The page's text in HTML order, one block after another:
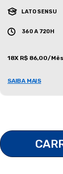
LATO SENSU
360 A 720H
18X R$ 86,00/Mês
SAIBA MAIS